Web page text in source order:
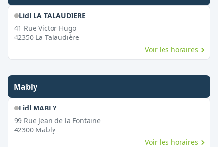
Lidl LA TALAUDIERE
41 Rue Victor Hugo
42350 La Talaudière
Voir les horaires
Mably
Lidl MABLY
99 Rue Jean de la Fontaine
42300 Mably
Voir les horaires